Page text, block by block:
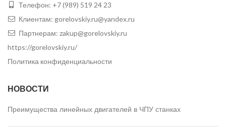
Телефон: +7 (989) 519 24 23
Клиентам: gorelovskiy.ru@yandex.ru
Партнерам: zakup@gorelovskiy.ru
https://gorelovskiy.ru/
Политика конфиденциальности
НОВОСТИ
Преимущества линейных двигателей в ЧПУ станках